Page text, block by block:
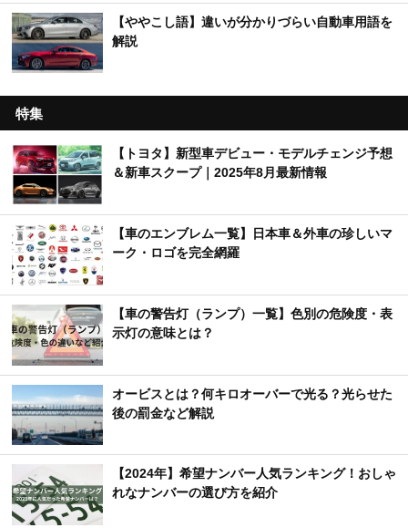
【ややこし語】違いが分かりづらい自動車用語を
解説
特集
【トヨタ】新型車デビュー・モデルチェンジ予想
＆新車スクープ｜2025年8月最新情報
【車のエンブレム一覧】日本車＆外車の珍しいマ
ーク・ロゴを完全網羅
【車の警告灯（ランプ）一覧】色別の危険度・表
示灯の意味とは？
オービスとは？何キロオーバーで光る？光らせた
後の罰金など解説
【2024年】希望ナンバー人気ランキング！おしゃ
れなナンバーの選び方を紹介